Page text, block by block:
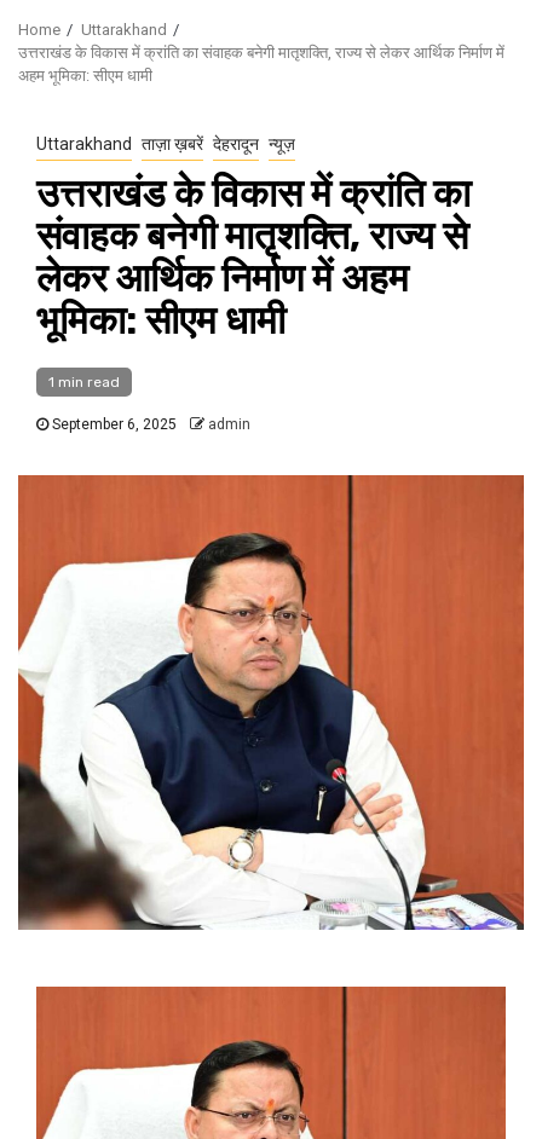
Home
Uttarakhand
उत्तराखंड के विकास में क्रांति का संवाहक बनेगी मातृशक्ति, राज्य से लेकर आर्थिक निर्माण में
अहम भूमिका: सीएम धामी
Uttarakhand ताज़ा ख़बरें देहरादून न्यूज़
उत्तराखंड के विकास में क्रांति का
संवाहक बनेगी मातृशक्ति, राज्य से
लेकर आर्थिक निर्माण में अहम
भूमिका: सीएम धामी
1 min read
September 6, 2025 admin